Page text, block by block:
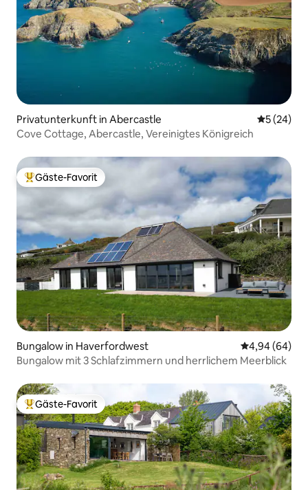
Privatunterkunft in Abercastle
5 (24)
Cove Cottage, Abercastle, Vereinigtes Königreich
Beliebter Gäste-Favorit.
Gäste-Favorit
Bungalow in Haverfordwest
4,94 (64)
Bungalow mit 3 Schlafzimmern und herrlichem Meerblick
Beliebter Gäste-Favorit.
Gäste-Favorit